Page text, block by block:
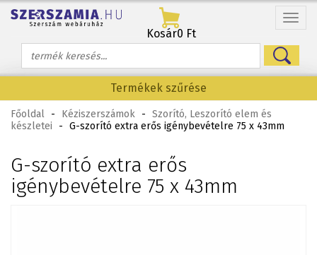
Menü
Kosár0 Ft
Termékek szűrése
Főoldal - Kéziszerszámok - Szorító, Leszorító elem és
készletei
- G-szorító extra erős igénybevételre 75 x 43mm
G-szorító extra erős
igénybevételre 75 x 43mm